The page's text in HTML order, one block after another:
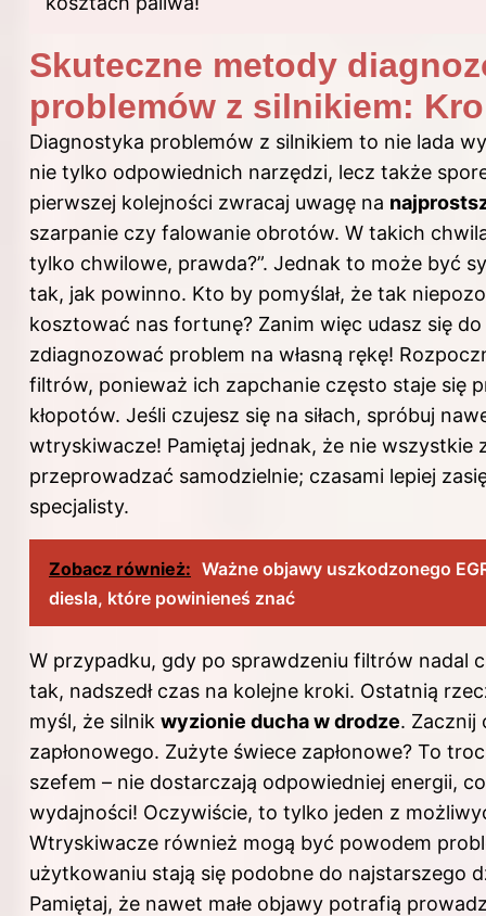
Skuteczne metody
problemów z silnikiem:
Diagnostyka problemów z silnikiem to nie lada
nie tylko odpowiednich narzędzi, lecz także
pierwszej kolejności zwracaj uwagę na
szarpanie czy falowanie obrotów. W takich
tylko chwilowe, prawda?”. Jednak to może być
tak, jak powinno. Kto by pomyślał, że tak
kosztować nas fortunę? Zanim więc udasz się
zdiagnozować problem na własną rękę!
filtrów, ponieważ ich zapchanie często staje się
kłopotów. Jeśli czujesz się na siłach, spróbuj
wtryskiwacze! Pamiętaj jednak, że nie wszystkie
przeprowadzać samodzielnie; czasami lepiej
specjalisty.
Zobacz również: Ważne objawy uszkodzonego
diesla, które powinieneś znać
W przypadku, gdy po sprawdzeniu filtrów nadal
tak, nadszedł czas na kolejne kroki. Ostatnią
myśl, że silnik wyzionie ducha w drodze. Zacznij
zapłonowego. Zużyte świece zapłonowe? To
szefem – nie dostarczają odpowiedniej energii,
wydajności! Oczywiście, to tylko jeden z
Wtryskiwacze również mogą być powodem
użytkowaniu stają się podobne do najstarszego
Pamiętaj, że nawet małe objawy potrafią